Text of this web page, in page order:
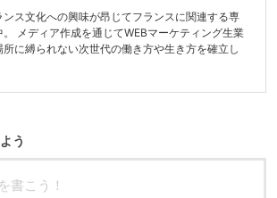
ス文化への興味が昂じてフランスに関連する専
メディア作成を通じてWEBマーケティング生業
所に縛られない次世代の働き方や生き方を確立し
う